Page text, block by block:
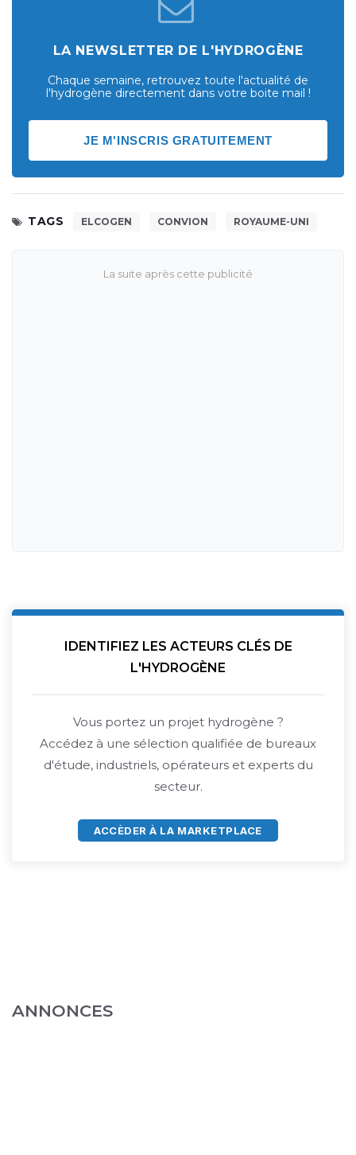
LA NEWSLETTER DE L'HYDROGÈNE
Chaque semaine, retrouvez toute l'actualité de
l'hydrogène directement dans votre boite mail !
JE M'INSCRIS GRATUITEMENT
TAGS ELCOGEN CONVION ROYAUME-UNI
IDENTIFIEZ LES ACTEURS CLÉS DE
L'HYDROGÈNE
Vous portez un projet hydrogène ?
Accédez à une sélection qualifiée de bureaux
d'étude, industriels, opérateurs et experts du
secteur.
ACCÈDER À LA MARKETPLACE
ANNONCES